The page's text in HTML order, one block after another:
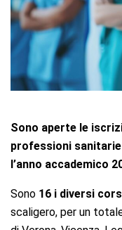
Sono aperte le
professioni sanitarie
l’anno accademico
Sono 16 i diversi
scaligero, per un